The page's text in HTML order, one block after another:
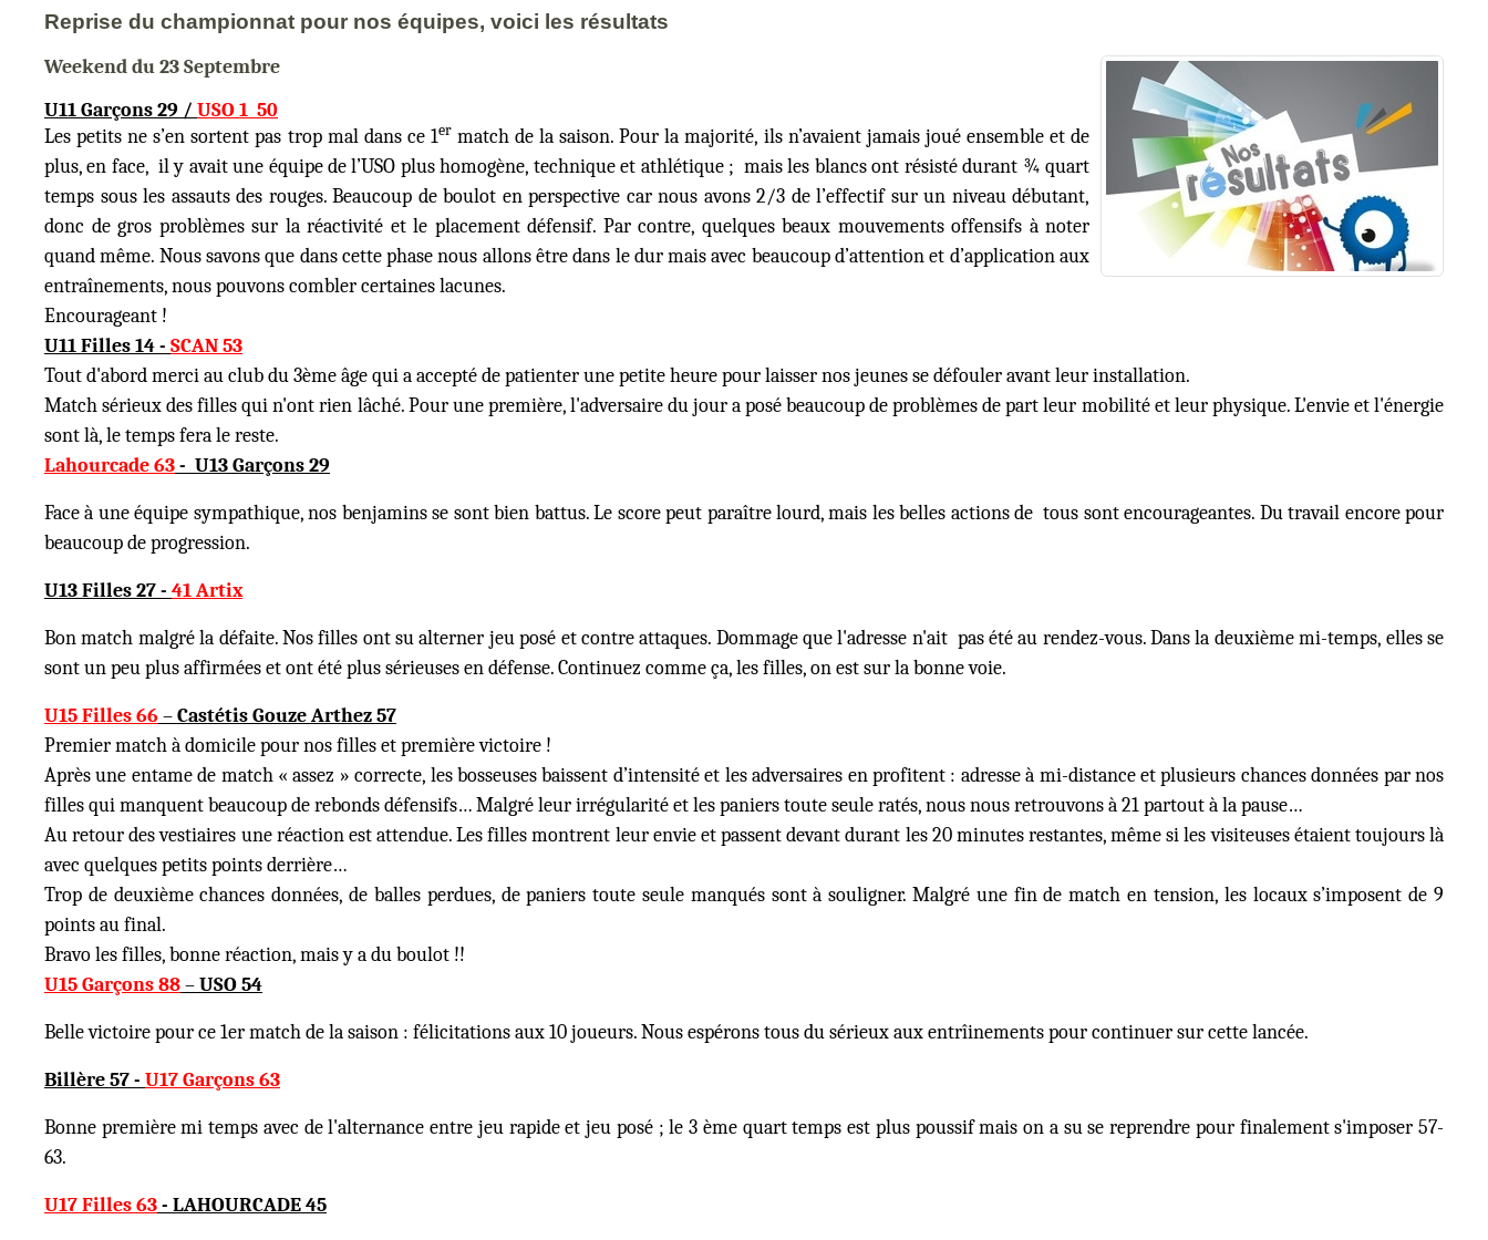
Reprise du championnat pour nos équipes, voici les résultats
Weekend du 23 Septembre
U11 Garçons 29 / USO 1 50
Les petits ne s’en sortent pas trop mal dans ce 1ermatch de la saison. Pour la majorité, ils n’avaient jamais joué ensemble et de
plus, en face, il y avait une équipe de l’USO plus homogène, technique et athlétique ; mais les blancs ont résisté durant ¾ quart
temps sous les assauts des rouges. Beaucoup de boulot en perspective car nous avons 2/3 de l’effectif sur un niveau débutant,
donc de gros problèmes sur la réactivité et le placement défensif. Par contre, quelques beaux mouvements offensifs à noter
quand même. Nous savons que dans cette phase nous allons être dans le dur mais avec beaucoup d’attention et d’application aux
entraînements, nous pouvons combler certaines lacunes.
Encourageant !
U11 Filles 14 - SCAN 53
Tout d'abord merci au club du 3ème âge qui a accepté de patienter une petite heure pour laisser nos jeunes se défouler avant leur installation.
Match sérieux des filles qui n'ont rien lâché. Pour une première, l'adversaire du jour a posé beaucoup de problèmes de part leur mobilité et leur physique. L'envie et l'énergie
sont là, le temps fera le reste.
Lahourcade 63- U13 Garçons 29
Face à une équipe sympathique, nos benjamins se sont bien battus. Le score peut paraître lourd, mais les belles actions de tous sont encourageantes. Du travail encore pour
beaucoup de progression.
U13 Filles 27 - 41 Artix
Bon match malgré la défaite. Nos filles ont su alterner jeu posé et contre attaques. Dommage que l'adresse n'ait pas été au rendez-vous. Dans la deuxième mi-temps, elles se
sont un peu plus affirmées et ont été plus sérieuses en défense. Continuez comme ça, les filles, on est sur la bonne voie.
U15 Filles 66–Castétis Gouze Arthez 57
Premier match à domicile pour nos filles et première victoire !
Après une entame de match « assez » correcte, les bosseuses baissent d’intensité et les adversaires en profitent : adresse à mi-distance et plusieurs chances données par nos
filles qui manquent beaucoup de rebonds défensifs… Malgré leur irrégularité et les paniers toute seule ratés, nous nous retrouvons à 21 partout à la pause…
Au retour des vestiaires une réaction est attendue. Les filles montrent leur envie et passent devant durant les 20 minutes restantes, même si les visiteuses étaient toujours là
avec quelques petits points derrière…
Trop de deuxième chances données, de balles perdues, de paniers toute seule manqués sont à souligner. Malgré une fin de match en tension, les locaux s’imposent de 9
points au final.
Bravo les filles, bonne réaction, mais y a du boulot !!
U15 Garçons 88–USO 54
Belle victoire pour ce 1er match de la saison : félicitations aux 10 joueurs. Nous espérons tous du sérieux aux entrîinements pour continuer sur cette lancée.
Billère 57- U17 Garçons 63
Bonne première mi temps avec de l'alternance entre jeu rapide et jeu posé ; le 3 ème quart temps est plus poussif mais on a su se reprendre pour finalement s'imposer 57-
63.
U17 Filles 63- LAHOURCADE 45